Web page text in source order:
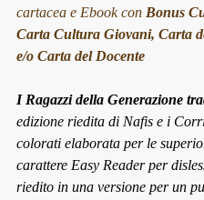
cartacea e Ebook con Bonus
Carta Cultura Giovani, Carta
e/o Carta del Docente
I Ragazzi della Generazione
edizione riedita di Nafis e i
colorati elaborata per le
carattere Easy Reader per
riedito in una versione per un